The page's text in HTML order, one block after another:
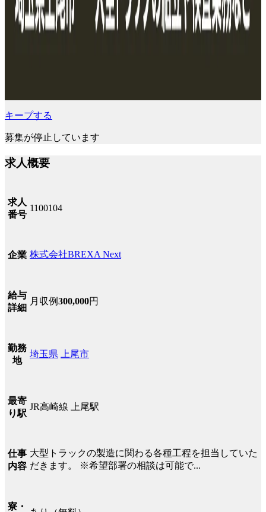
キープする
募集が停止しています
求人概要
求人
番号
1100104
企業 株式会社BREXA Next
給与
詳細
月収例300,000円
勤務
地
埼玉県 上尾市
最寄
り駅
JR高崎線 上尾駅
仕事
内容
大型トラックの製造に関わる各種工程を担当していた
だきます。 ※希望部署の相談は可能で...
寮・